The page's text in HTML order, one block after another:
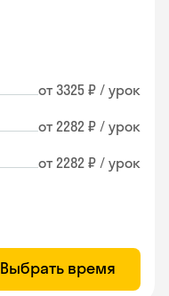
от 3325 ₽ / урок
от 2282 ₽ / урок
от 2282 ₽ / урок
Выбрать время